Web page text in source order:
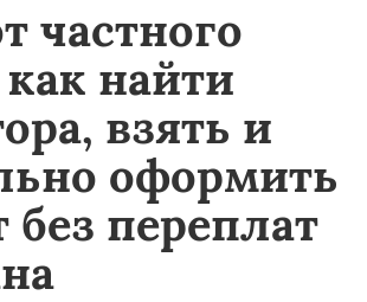
частного
найти
взять и
оформить
без переплат